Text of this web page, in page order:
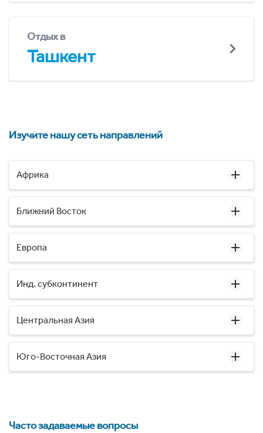
Отдых в
Ташкент
Изучите нашу сеть направлений
Африка
Ближний Восток
Европа
Инд. субконтинент
Центральная Азия
Юго-Восточная Азия
Часто задаваемые вопросы